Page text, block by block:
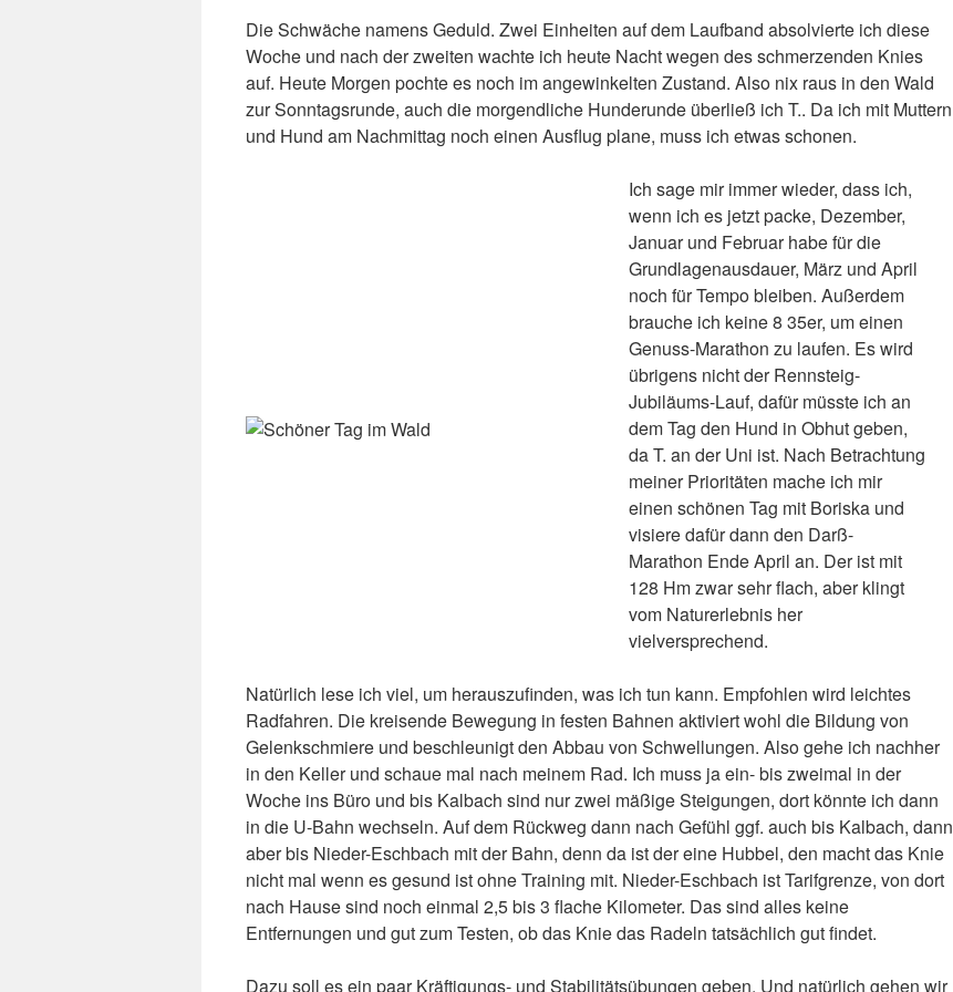
Die Schwäche namens Geduld. Zwei Einheiten auf dem Laufband absolvierte ich diese
Woche und nach der zweiten wachte ich heute Nacht wegen des schmerzenden Knies
auf. Heute Morgen pochte es noch im angewinkelten Zustand. Also nix raus in den Wald
zur Sonntagsrunde, auch die morgendliche Hunderunde überließ ich T.. Da ich mit Muttern
und Hund am Nachmittag noch einen Ausflug plane, muss ich etwas schonen.
Ich sage mir immer wieder, dass ich,
wenn ich es jetzt packe, Dezember,
Januar und Februar habe für die
Grundlagenausdauer, März und April
noch für Tempo bleiben. Außerdem
brauche ich keine 8 35er, um einen
Genuss-Marathon zu laufen. Es wird
übrigens nicht der Rennsteig-
Jubiläums-Lauf, dafür müsste ich an
dem Tag den Hund in Obhut geben,
da T. an der Uni ist. Nach Betrachtung
meiner Prioritäten mache ich mir
einen schönen Tag mit Boriska und
visiere dafür dann den Darß-
Marathon Ende April an. Der ist mit
128 Hm zwar sehr flach, aber klingt
vom Naturerlebnis her
vielversprechend.
Natürlich lese ich viel, um herauszufinden, was ich tun kann. Empfohlen wird leichtes
Radfahren. Die kreisende Bewegung in festen Bahnen aktiviert wohl die Bildung von
Gelenkschmiere und beschleunigt den Abbau von Schwellungen. Also gehe ich nachher
in den Keller und schaue mal nach meinem Rad. Ich muss ja ein- bis zweimal in der
Woche ins Büro und bis Kalbach sind nur zwei mäßige Steigungen, dort könnte ich dann
in die U-Bahn wechseln. Auf dem Rückweg dann nach Gefühl ggf. auch bis Kalbach, dann
aber bis Nieder-Eschbach mit der Bahn, denn da ist der eine Hubbel, den macht das Knie
nicht mal wenn es gesund ist ohne Training mit. Nieder-Eschbach ist Tarifgrenze, von dort
nach Hause sind noch einmal 2,5 bis 3 flache Kilometer. Das sind alles keine
Entfernungen und gut zum Testen, ob das Knie das Radeln tatsächlich gut findet.
Dazu soll es ein paar Kräftigungs- und Stabilitätsübungen geben. Und natürlich gehen wir